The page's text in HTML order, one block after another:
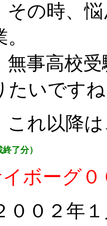
悩んだ
受験を
たいです
降は
了分）
ボーグ０
００２年